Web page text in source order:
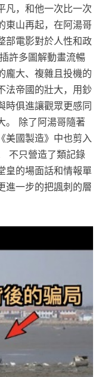
凡，和他一次比一次
東山再起，在阿湯哥
部電影對於人性和政
許多圖解動畫流暢
龐大、複雜且投機的
法帝國的壯大，用鈔
時俱進讓觀眾更感同
。 除了阿湯哥隨著
美國製造》中也剪入
不只營造了類記錄
皇的場面話和情報單
進一步的把諷刺的層